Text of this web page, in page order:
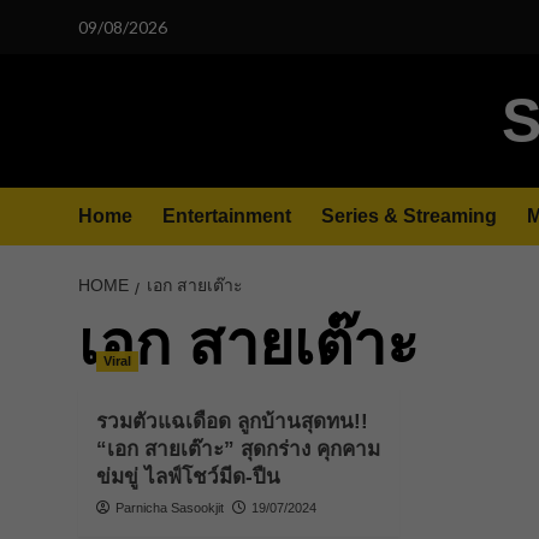
09/08/2026
Home Entertainment Series & Streaming
HOME เอก สายเต๊าะ
เอก สายเต๊าะ
Viral
รวมตัวแฉเดือด ลูกบ้านสุดทน!!
“เอก สายเต๊าะ” สุดกร่าง คุกคาม
ข่มขู่ ไลฟ์โชว์มีด-ปืน
Parnicha Sasookjit 19/07/2024